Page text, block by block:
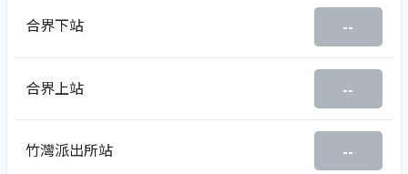
合界下站 --
合界上站 --
竹灣派出所站 --